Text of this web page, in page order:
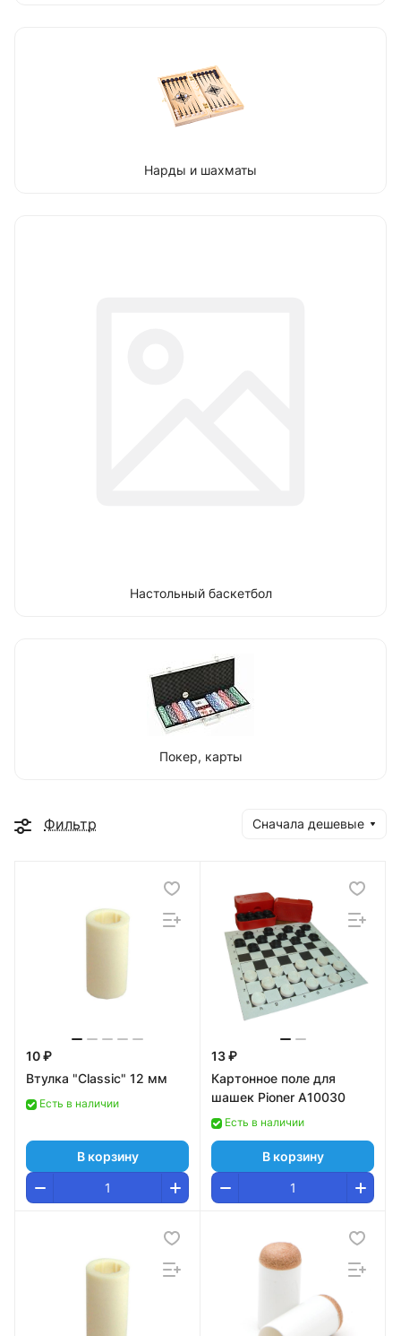
Нарды и шахматы
Настольный баскетбол
Покер, карты
Фильтр Сначала дешевые
10 ₽
Втулка "Classic" 12 мм
Есть в наличии
В корзину
13 ₽
Картонное поле для
шашек Pioner A10030
Есть в наличии
В корзину